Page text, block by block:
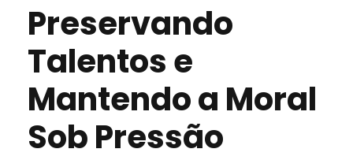
Preservando
Talentos e
Mantendo a Moral
Sob Pressão